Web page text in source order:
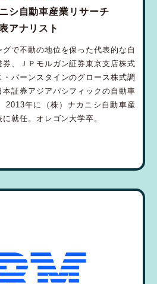
シ自動車産業リサーチ
アナリスト
で不動の地位を保った代表的な自
、ＪＰモルガン証券東京支店株式
バーンスタインのグロース株式調
証券アジアパシフィックの自動車
2013年に（株）ナカニシ自動車産
就任。オレゴン大学卒。